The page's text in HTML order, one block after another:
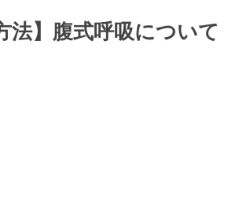
法】腹式呼吸について